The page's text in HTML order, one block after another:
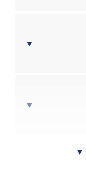
▼
▼
▼